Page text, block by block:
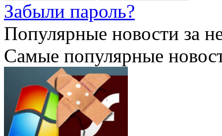
Забыли пароль?
Популярные новости за
Самые популярные